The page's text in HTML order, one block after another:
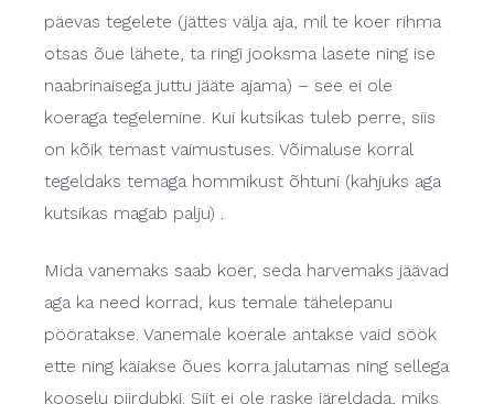
päevas tegelete (jättes välja aja, mil te koer rihma
otsas õue lähete, ta ringi jooksma lasete ning ise
naabrinaisega juttu jääte ajama) – see ei ole
koeraga tegelemine. Kui kutsikas tuleb perre, siis
on kõik temast vaimustuses. Võimaluse korral
tegeldaks temaga hommikust õhtuni (kahjuks aga
kutsikas magab palju) .
Mida vanemaks saab koer, seda harvemaks jäävad
aga ka need korrad, kus temale tähelepanu
pööratakse. Vanemale koerale antakse vaid söök
ette ning käiakse õues korra jalutamas ning sellega
kooselu piirdubki. Siit ei ole raske järeldada, miks